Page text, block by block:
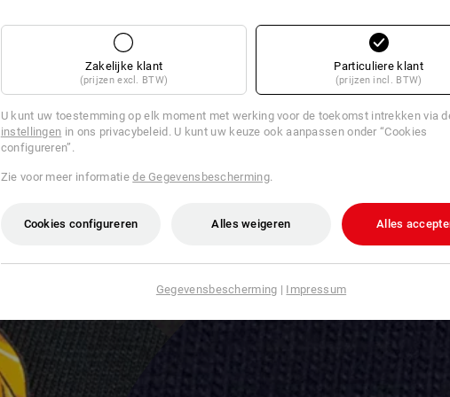
Zakelijke klant
(prijzen excl. BTW)
Particuliere klant
(prijzen incl. BTW)
U kunt uw toestemming op elk moment met werking voor de toekomst intrekken via
instellingen in ons privacybeleid. U kunt uw keuze ook aanpassen onder “Cookies
configureren”.
Zie voor meer informatiede Gegevensbescherming.
Cookies configureren Alles weigeren Alles
Gegevensbescherming | Impressum